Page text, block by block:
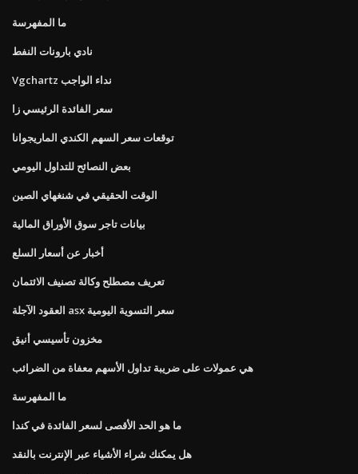
ما المفهرسة
نادي بارونات النفط
Vgchartz نداء الواجب
سعر الفائدة الرئيسي زا
توقعات سعر السهم الكندي الماريجوانا
بعض النصائح للتداول اليومي
الوقت الحقيقي في شنغهاي الصين
بيانات تاجر سوق الأوراق المالية
أخبار عن أسعار السلع
تعريف مصطلح وكالة تصنيف الائتمان
العقود الآجلة asx سعر التسوية اليومية
مخزون تأسيسي أنيق
هي عمولات على ضريبة تداول الأسهم معفاة من الضرائب
ما المفهرسة
ما هو الحد الأقصى لسعر الفائدة في كندا
هل يمكنك شراء الأشياء عبر الإنترنت بالنقد